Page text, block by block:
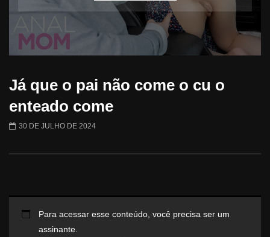
Já que o pai não come o cu o
enteado come
30 DE JULHO DE 2024
Para acessar esse conteúdo, você precisa ser um
assinante.